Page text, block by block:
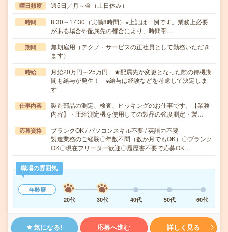
曜日頻度 週5日／月～金（土日休み）
時間
8:30～17:30（実働8時間）※上記は一例です。業務上必要
がある場合や配属先の都合により、時間帯…
期間
無期雇用（テクノ・サービスの正社員として勤務いただき
ます）
時給
月給20万円～25万円 ★配属先が変更となった際の待機期
間も給与が発生！ ※給与は経験などを考慮して決定しま
す
仕事内容
製造部品の測定、検査、ピッキングのお仕事です。【業務
内容】・圧縮測定機を使用しての製品の強度測定・製…
応募資格
ブランクOK / パソコンスキル不要 / 英語力不要
製造業務のご経験〇年数不問（数か月でもOK）〇ブランク
OK〇現在フリーター歓迎〇履歴書不要で応募OK…
職場の雰囲気
年齢層
20代
30代 40代 50代 60代
気になる! 応募へ進む 詳しく見る